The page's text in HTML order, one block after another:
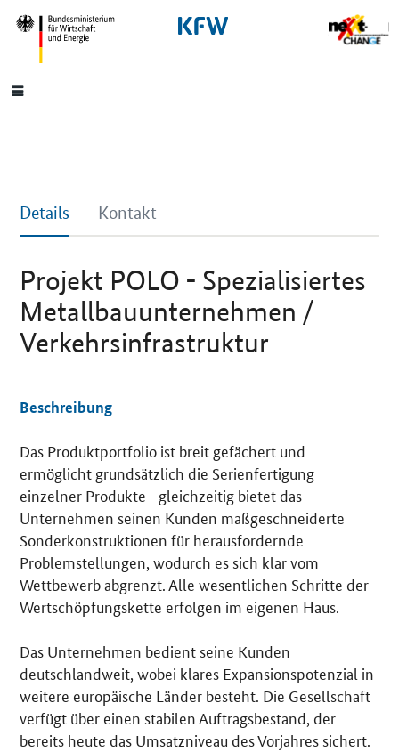
SrOnlyNavigation
Hauptmenü
Details Kontakt
Projekt POLO - Spezialisiertes
Metallbauunternehmen /
Verkehrsinfrastruktur
Details
Beschreibung
Das Produktportfolio ist breit gefächert und
ermöglicht grundsätzlich die Serienfertigung
einzelner Produkte –gleichzeitig bietet das
Unternehmen seinen Kunden maßgeschneiderte
Sonderkonstruktionen für herausfordernde
Problemstellungen, wodurch es sich klar vom
Wettbewerb abgrenzt. Alle wesentlichen Schritte der
Wertschöpfungskette erfolgen im eigenen Haus.
Das Unternehmen bedient seine Kunden
deutschlandweit, wobei klares Expansionspotenzial in
weitere europäische Länder besteht. Die Gesellschaft
verfügt über einen stabilen Auftragsbestand, der
bereits heute das Umsatzniveau des Vorjahres sichert.